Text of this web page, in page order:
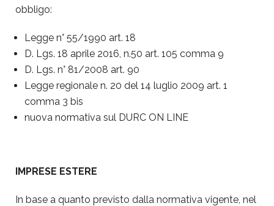
obbligo:
Legge n° 55/1990 art. 18
D. Lgs. 18 aprile 2016, n.50 art. 105 comma 9
D. Lgs. n° 81/2008 art. 90
Legge regionale n. 20 del 14 luglio 2009 art. 1
comma 3 bis
nuova normativa sul DURC ON LINE
IMPRESE ESTERE
In base a quanto previsto dalla normativa vigente, nel